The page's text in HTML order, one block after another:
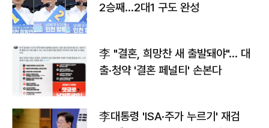
2승째…2대1 구도 완성
李 "결혼, 희망찬 새 출발돼야"… 대
출·청약 '결혼 페널티' 손본다
李대통령 'ISA·주가 누르기' 재검